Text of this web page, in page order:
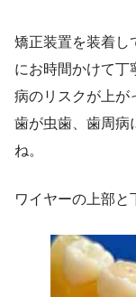
矯正装置を装着し
にお時間かけて丁
病のリスクが上が
歯が虫歯、歯周病
ね。
ワイヤーの上部と